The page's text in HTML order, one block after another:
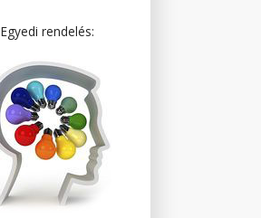
Egyedi rendelés: